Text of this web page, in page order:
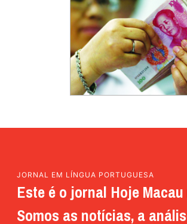
JORNAL EM LÍNGUA PORTUGUESA
Este é o jornal Hoje
Somos as notícias, a